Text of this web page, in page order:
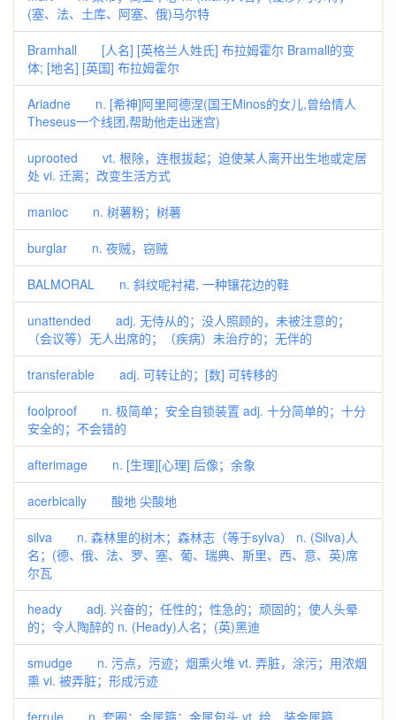
(塞、法、土库、阿塞、俄)马尔特
Bramhall [人名] [英格兰人姓氏] 布拉姆霍尔 Bramall的变
体; [地名] [英国] 布拉姆霍尔
Ariadne n. [希神]阿里阿德涅(国王Minos的女儿,曾给情人
Theseus一个线团,帮助他走出迷宫)
uprooted vt. 根除，连根拔起；迫使某人离开出生地或定居
处 vi. 迁离；改变生活方式
manioc n. 树薯粉；树薯
burglar n. 夜贼，窃贼
BALMORAL n. 斜纹呢衬裙, 一种镶花边的鞋
unattended adj. 无侍从的；没人照顾的，未被注意的；
（会议等）无人出席的；（疾病）未治疗的；无伴的
transferable adj. 可转让的；[数] 可转移的
foolproof n. 极简单；安全自锁装置 adj. 十分简单的；十分
安全的；不会错的
afterimage n. [生理][心理] 后像；余象
acerbically 酸地 尖酸地
silva n. 森林里的树木；森林志（等于sylva） n. (Silva)人
名；(德、俄、法、罗、塞、葡、瑞典、斯里、西、意、英)席
尔瓦
heady adj. 兴奋的；任性的；性急的；顽固的；使人头晕
的；令人陶醉的 n. (Heady)人名；(英)黑迪
smudge n. 污点，污迹；烟熏火堆 vt. 弄脏，涂污；用浓烟
熏 vi. 被弄脏；形成污迹
ferrule n. 套圈；金属箍；金属包头 vt. 给…装金属箍